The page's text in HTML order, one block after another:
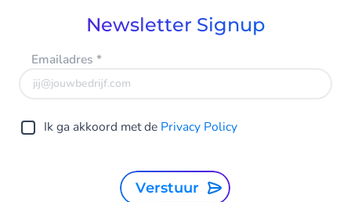
Newsletter Signup
Emailadres *
Ik ga akkoord met de Privacy Policy
Verstuur